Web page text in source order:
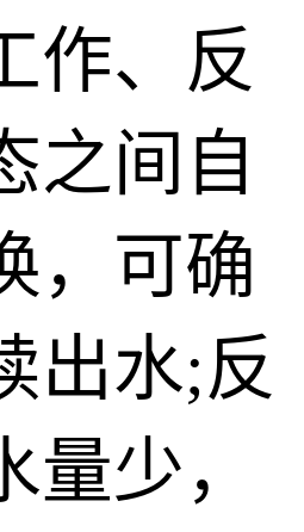
作、反
之间自
，可确
出水;反
量少，